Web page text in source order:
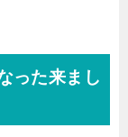
った来まし